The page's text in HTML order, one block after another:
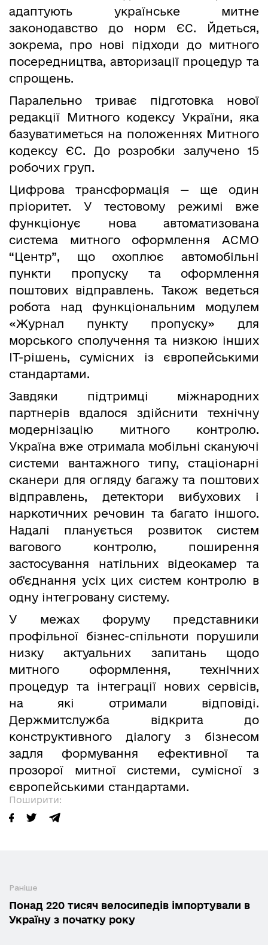
Поширити:
адаптують українське митне
законодавство до норм ЄС. Йдеться,
зокрема, про нові підходи до митного
посередництва, авторизації процедур та
спрощень.
Паралельно триває підготовка нової
редакції Митного кодексу України, яка
базуватиметься на положеннях Митного
кодексу ЄС. До розробки залучено 15
робочих груп.
Цифрова трансформація — ще один
пріоритет. У тестовому режимі вже
функціонує нова автоматизована
система митного оформлення АСМО
“Центр”, що охоплює автомобільні
пункти пропуску та оформлення
поштових відправлень. Також ведеться
робота над функціональним модулем
«Журнал пункту пропуску» для
морського сполучення та низкою інших
ІТ-рішень, сумісних із європейськими
стандартами.
Завдяки підтримці міжнародних
партнерів вдалося здійснити технічну
модернізацію митного контролю.
Україна вже отримала мобільні скануючі
системи вантажного типу, стаціонарні
сканери для огляду багажу та поштових
відправлень, детектори вибухових і
наркотичних речовин та багато іншого.
Надалі планується розвиток систем
вагового контролю, поширення
застосування натільних відеокамер та
об'єднання усіх цих систем контролю в
одну інтегровану систему.
У межах форуму представники
профільної бізнес-спільноти порушили
низку актуальних запитань щодо
митного оформлення, технічних
процедур та інтеграції нових сервісів,
на які отримали відповіді.
Держмитслужба відкрита до
конструктивного діалогу з бізнесом
задля формування ефективної та
прозорої митної системи, сумісної з
європейськими стандартами.
Раніше
Понад 220 тисяч велосипедів імпортували в
Україну з початку року